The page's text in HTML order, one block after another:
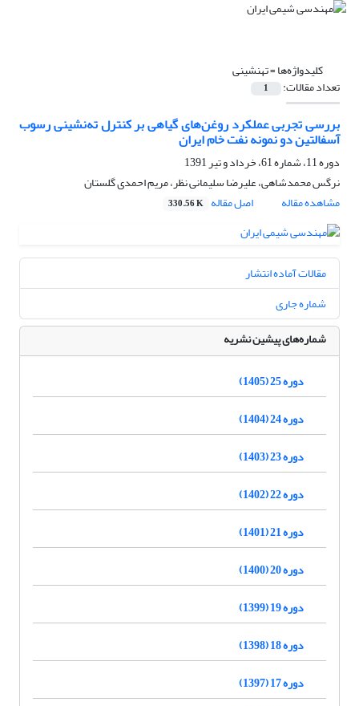
کلیدواژه‌ها =تهنشینی
تعداد مقالات: 1
بررسی تجربی عملکرد روغن‌های گیاهی بر کنترل ته‌نشینی رسوب
آسفالتین دو نمونه نفت خام ایران
دوره 11، شماره 61، خرداد و تیر 1391
نرگس محمدشاهی، علیرضا سلیمانی نظر، مریم احمدی گلستان
مشاهده مقاله
اصل مقاله 330.56 K
مقالات آماده انتشار
شماره جاری
شماره‌های پیشین نشریه
دوره 25 (1405)
دوره 24 (1404)
دوره 23 (1403)
دوره 22 (1402)
دوره 21 (1401)
دوره 20 (1400)
دوره 19 (1399)
دوره 18 (1398)
دوره 17 (1397)